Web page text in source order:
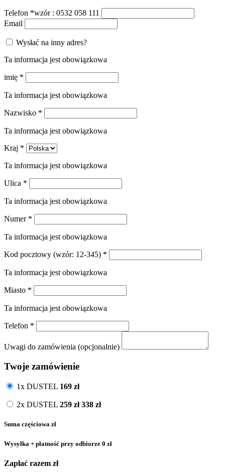
Telefon *wzór : 0532 058 111
Email
Wysłać na inny adres?
Ta informacja jest obowiązkowa
imię *
Ta informacja jest obowiązkowa
Nazwisko *
Ta informacja jest obowiązkowa
Kraj *
Ta informacja jest obowiązkowa
Ulica *
Ta informacja jest obowiązkowa
Numer *
Ta informacja jest obowiązkowa
Kod pocztowy (wzór: 12-345) *
Ta informacja jest obowiązkowa
Miasto *
Ta informacja jest obowiązkowa
Telefon *
Uwagi do zamówienia (opcjonalnie)
Twoje zamówienie
1x DUSTEL 169 zł
2x DUSTEL 259 zł338 zł
Suma częściowa zł
Wysyłka + płatność przy odbiorze 0 zł
Zapłać razem zł